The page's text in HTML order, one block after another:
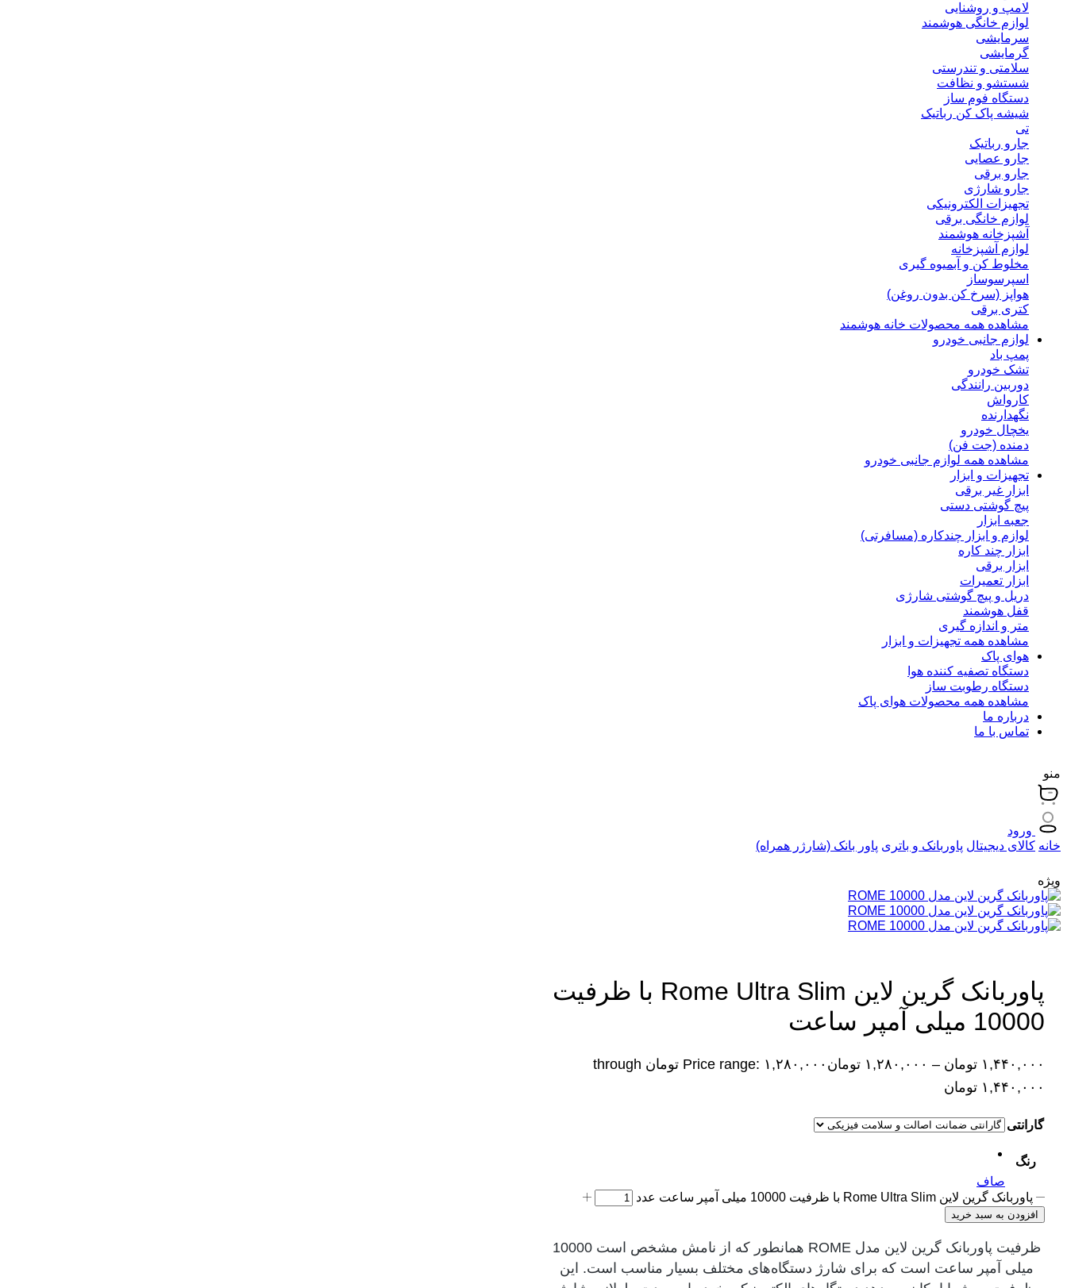
لامپ و روشنایی
لوازم خانگی هوشمند
سرمایشی
گرمایشی
سلامتی و تندرستی
شستشو و نظافت
دستگاه فوم ساز
شیشه پاک کن رباتیک
تی
جارو رباتیک
جارو عصایی
جارو برقی
جارو شارژی
تجهیزات الکترونیکی
لوازم خانگی برقی
آشپزخانه هوشمند
لوازم آشپزخانه
مخلوط کن و آبمیوه گیری
اسپرسوساز
هواپز (سرخ کن بدون روغن)
کتری برقی
مشاهده همه محصولات خانه هوشمند
لوازم جانبی خودرو
پمپ باد
تشک خودرو
دوربین رانندگی
کارواش
نگهدارنده
یخچال خودرو
دمنده (جت فن)
مشاهده همه لوازم جانبی خودرو
تجهیزات و ابزار
ابزار غیر برقی
پیچ گوشتی دستی
جعبه ابزار
لوازم و ابزار چندکاره (مسافرتی)
ابزار چند کاره
ابزار برقی
ابزار تعمیرات
دریل و پیچ گوشتی شارژی
قفل هوشمند
متر و اندازه گیری
مشاهده همه تجهیزات و ابزار
هوای پاک
دستگاه تصفیه کننده هوا
دستگاه رطوبت ساز
مشاهده همه محصولات هوای پاک
درباره ما
تماس با ما
منو
ورود
خانه کالای دیجیتال پاوربانک و باتری پاور بانک (شارژر همراه)
ویژه
پاوربانک گرین لاین Rome Ultra Slim با ظرفیت
10000 میلی آمپر ساعت
۱,۴۴۰,۰۰۰ تومان – ۱,۲۸۰,۰۰۰ تومان
Price range: ۱,۲۸۰,۰۰۰ تومان through
۱,۴۴۰,۰۰۰ تومان
گارانتی
رنگ
صاف
پاوربانک گرین لاین Rome Ultra Slim با ظرفیت 10000 میلی آمپر ساعت عدد
افزودن به سبد خرید
ظرفیت پاوربانک گرین لاین مدل ROME همانطور که از نامش مشخص است 10000
میلی آمپر ساعت است که برای شارژ دستگاه‌های مختلف بسیار مناسب است. این